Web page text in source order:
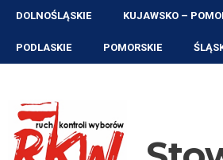
Przejdź
treści
DOLNOŚLĄSKIE KUJAWSKO –
PODLASKIE POMORSKIE